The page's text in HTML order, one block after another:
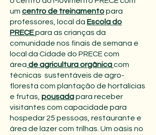
um centro de treinamentopara
professores, local da Escola do
PRECEpara as crianças da
comunidade nos finais de semana e
local da Cidade do PRECE com
área de agricultura orgânicacom
técnicas sustentáveis de agro-
floresta com plantação de hortalícias
e frutas, pousadapara receber
visitantes com capacidade para
hospedar 25 pessoas, restaurante e
área de lazer com trilhas. Um oásis no